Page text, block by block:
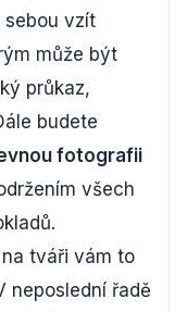
sebou vzít
může být
průkaz,
budete
fotografii
všech
tváři vám to
neposlední řadě